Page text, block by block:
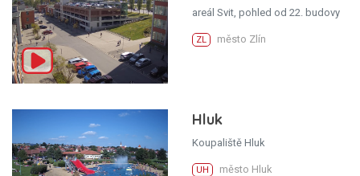
areál Svit, pohled od 22. budovy
ZL město Zlín
Hluk
Koupaliště Hluk
UH město Hluk